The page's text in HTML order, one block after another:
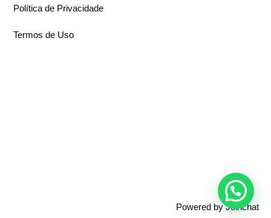
Política de Privacidade
Termos de Uso
Powered byJoinchat